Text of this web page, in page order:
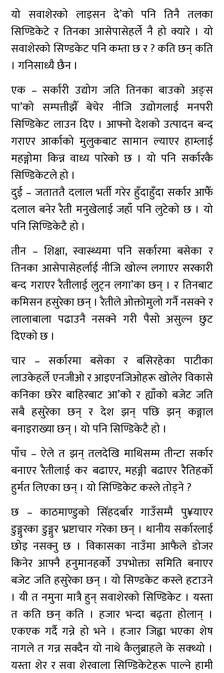
यो सवाशेरको लाइसन दे’को पनि तिनै तलका
सिण्डिकेटे र तिनका आसेपासेहर्ले नै हो क्यारे । यो
सवाशेरको सिण्डकेट पनि कम्ता छ र ? कति छन् कति
। गनिसाध्यै छैन ।
एक – सर्कारी उद्योग जति तिनका बाउको अङ्स
पा’को सम्पत्तीझैँ बेचेर नीजि उद्योगलाई मनपरी
सिण्डिकेट लाउन दिए । आफ्नो देशको उत्पादन बन्द
गराएर आर्काको मुलुकबाट सामान ल्याएर हाम्लाई
महङ्गोमा किन्न वाध्य पारेको छ । यो पनि सर्कारकै
सिण्डिकेटले हो ।
दुई – जताततै दलाल भर्ती गरेर हुँदाहुँदा सर्कार आफैँ
दलाल बनेर रैती मनुखेलाई जहाँ पनि लुटेको छ । यो
पनि सिण्डिकेटै हो ।
तीन – शिक्षा, स्वास्थ्यमा पनि सर्कारमा बसेका र
तिनका आसेपासेहर्लाई नीजि खोल्न लगाएर सरकारी
बन्द गराएर रैतीलाई लुट्न लगा’का छन् । र तिनबाट
कमिसन हसुरेका छन् । रैतीले ओक्तोमुलो गर्नै नसक्ने र
लालाबाला पढाउनै नसक्ने गरी पैसो असुल्न छुट
दिएको छ ।
चार – सर्कारमा बसेका र बसिरहेका पाटीका
लाउकेहर्ले एनजीओ र आइएनजिओहरू खोलेर विकासे
कनिका छरेर बाहिरबाट आ’को र ह्याँको बजेट जति
सबै हसुरेका छन् र देश झन् पछि झन् कङ्गाल
बनाइराख्या छन् । यो पनि सिण्डिकेटै हो ।
पाँच – ऐले त झन् तलदेखि माथिसम्म तीन्टा सर्कार
बनाएर रैतीलाई कर बढाएर, महङ्गी बढाएर रैतिहर्को
हुर्मत लिएका छन् । यो सिण्डिकेट कस्ले तोड्ने ?
छ – काठमाण्डुको सिँहदर्बार गाउँसम्मै पु¥याएर
डुङ्गुरका डुङ्गुर भ्रष्टाचार गरेका छन् । थानीय सर्कारलाई
छोइ नसक्नु छ । विकासका नाउँमा आफैले डोजर
किनेर आफ्नै हनुमानहर्को उपभोक्ता समिति बनाएर
बजेट जति हसुरेका छन् । यो सिण्डकेट कस्ले हटाउने
। यी त नमुना मात्रै हुन् सवाशेरको सिण्डिकेट । यस्ता
त कति छन् कति । हजार भन्दा बढ्ता होलान् ।
एकएक गर्दै गन्ने हो भने । हजार जिह्वा भएका शेष
नागले त गन्न सक्दैन यो नाथे कैलुब्राहले के सक्थ्यो ।
यस्ता शेर र सवा शेरवाला सिण्डिकेटेहरू पाल्ने हामी